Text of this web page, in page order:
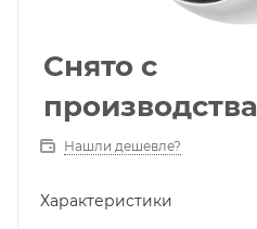
Снято с
производства
Нашли дешевле?
Характеристики